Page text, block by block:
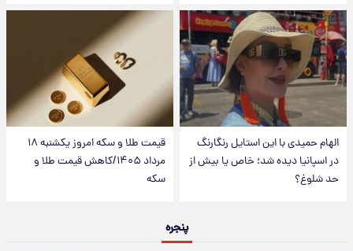
الهام حمیدی با این استایل رنگارنگ
در اسپانیا دیده شد؛ خاص یا بیش از
حد شلوغ؟
قیمت طلا و سکه امروز یکشنبه ۱۸
مرداد ۱۴۰۵/کاهش قیمت طلا و
سکه
پنجره